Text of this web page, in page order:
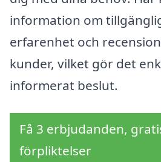
information om
erfarenhet och
kunder, vilket gör det
informerat beslut.
Få 3 erbjudanden,
förpliktelser